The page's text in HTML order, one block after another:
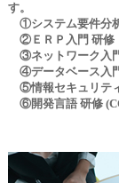
す。
①システム要件分
②ＥＲＰ入門 研修
③ネットワーク入
④データベース入
⑤情報セキュリテ
⑥開発言語 研修